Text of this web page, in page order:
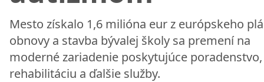
Mesto získalo 1,6 milióna eur z európskeho
obnovy a stavba bývalej školy sa premení na
moderné zariadenie poskytujúce poradenstvo,
rehabilitáciu a ďalšie služby.